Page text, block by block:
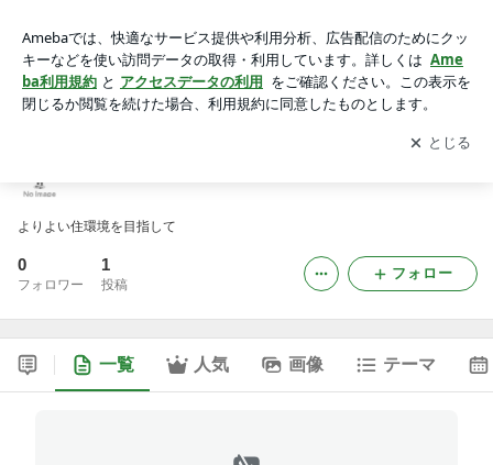
アプリをダウンロードして ブログの更新通知
を受け取りまし
ょう。
開く
よりよい住環境を目指して
0
フォロワー
1
投稿
フォロー
一覧 人気 画像 テーマ